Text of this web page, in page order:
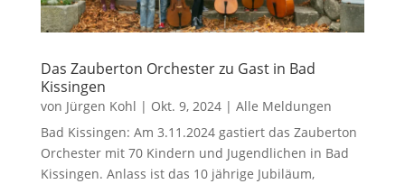
Das Zauberton Orchester zu Gast in Bad
Kissingen
von Jürgen Kohl | Okt. 9, 2024| Alle Meldungen
Bad Kissingen: Am 3.11.2024 gastiert das Zauberton
Orchester mit 70 Kindern und Jugendlichen in Bad
Kissingen. Anlass ist das 10 jährige Jubiläum,